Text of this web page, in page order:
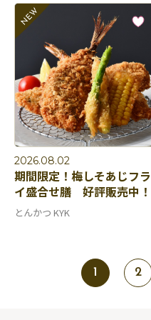
2026.08.02
期間限定！梅しそあじフラ
イ盛合せ膳 好評販売中！
とんかつ KYK
1 2